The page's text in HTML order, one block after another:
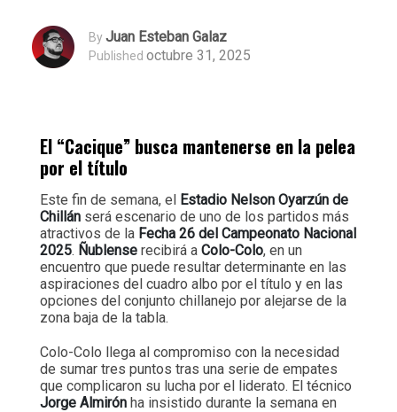
ByJuan Esteban Galaz
Published octubre 31, 2025
El “Cacique” busca mantenerse en la pelea
por el título
Este fin de semana, el Estadio Nelson Oyarzún de
Chillán será escenario de uno de los partidos más
atractivos de la Fecha 26 del Campeonato Nacional
2025. Ñublense recibirá a Colo-Colo, en un
encuentro que puede resultar determinante en las
aspiraciones del cuadro albo por el título y en las
opciones del conjunto chillanejo por alejarse de la
zona baja de la tabla.
Colo-Colo llega al compromiso con la necesidad
de sumar tres puntos tras una serie de empates
que complicaron su lucha por el liderato. El técnico
Jorge Almirón ha insistido durante la semana en